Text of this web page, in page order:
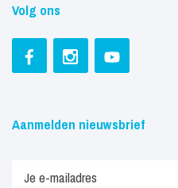
Volg ons
Aanmelden nieuwsbrief